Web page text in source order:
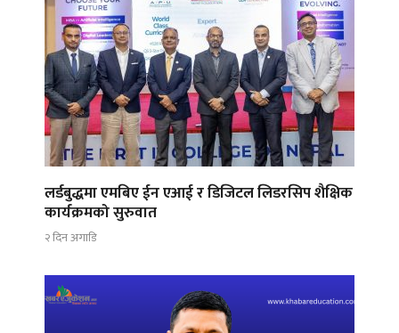
लर्डबुद्धमा एमबिए ईन एआई र डिजिटल लिडरसिप शैक्षिक
कार्यक्रमको सुरुवात
२ दिन अगाडि